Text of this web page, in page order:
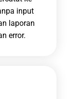
input
laporan
error.